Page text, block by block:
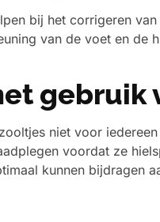
bij het corrigeren
van de voet en
gebruik
niet voor
voordat ze
kunnen bijdragen